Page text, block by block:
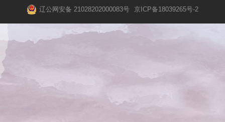
辽公网安备 21028202000083号 京ICP备18039265号-2